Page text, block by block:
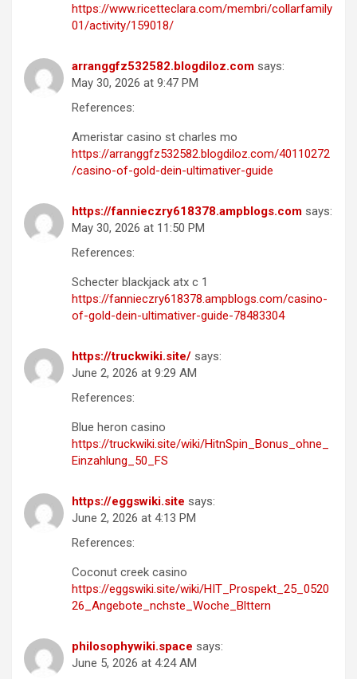
https://www.ricetteclara.com/membri/collarfamily
01/activity/159018/
arranggfz532582.blogdiloz.com says:
May 30, 2026 at 9:47 PM
References:
Ameristar casino st charles mo
https://arranggfz532582.blogdiloz.com/40110272
/casino-of-gold-dein-ultimativer-guide
https://fannieczry618378.ampblogs.com says:
May 30, 2026 at 11:50 PM
References:
Schecter blackjack atx c 1
https://fannieczry618378.ampblogs.com/casino-
of-gold-dein-ultimativer-guide-78483304
https://truckwiki.site/ says:
June 2, 2026 at 9:29 AM
References:
Blue heron casino
https://truckwiki.site/wiki/HitnSpin_Bonus_ohne_
Einzahlung_50_FS
https://eggswiki.site says:
June 2, 2026 at 4:13 PM
References:
Coconut creek casino
https://eggswiki.site/wiki/HIT_Prospekt_25_0520
26_Angebote_nchste_Woche_Blttern
philosophywiki.space says:
June 5, 2026 at 4:24 AM